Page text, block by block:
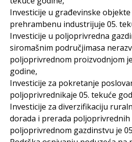
Investicije u građevinske
prehrambenu industrijuje 05.
Investicije u poljoprivredna
siromašnim područjimasa
poljoprivrednom proizvodnjom
godine,
Investicije za pokretanje
poljoprivrednikaje 05. tekuće
Investicije za diverzifikaciju
dorada i prerada poljoprivrednih
poljoprivrednom gazdinstvu je